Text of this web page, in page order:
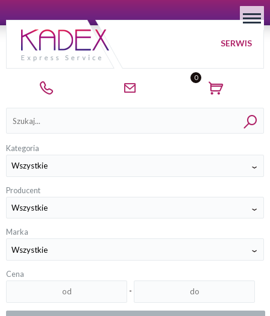
0
SERWIS
Kategoria
Producent
Marka
Cena
-
Kategorie